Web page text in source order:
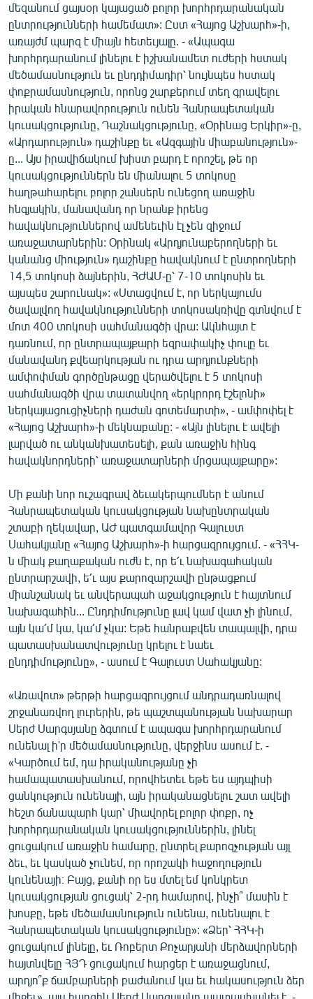
ՓՈԴՔԱՍԹ
Հայերեն
English
Русский
ՀԵՏԵՎԵՔ ՄԵԶ
«Ազատության» բոլոր կայքերը
մեզանում ցայսօր կայացած բոլոր խորհրդարանական
ընտրությունների համեմատ»: Ըստ «Հայոց Աշխարհ»-ի,
առայժմ պարզ է միայն հետեւյալը. - «Ապագա
խորհրդարանում լինելու է իշխանամետ ուժերի հստակ
մեծամասնություն եւ ընդդիմադիր՝ նույնպես հստակ
փոքրամասնություն, որոնց շարքերում տեղ գրավելու
իրական հնարավորություն ունեն Հանրապետական
կուսակցությունը, Դաշնակցությունը, «Օրինաց Երկիր»-ը,
«Արդարություն» դաշինքը եւ «Ազգային միաբանություն»-
ը... Այս իրավիճակում խիստ բարդ է որոշել, թե որ
կուսակցություններն են միանալու 5 տոկոսը
հաղթահարելու բոլոր շանսերն ունեցող առաջին
հնգյակին, մանավանդ որ նրանք իրենց
հավակնություններով ամենեւին էլ չեն զիջում
առաջատարներին: Օրինակ «Արդյունաբերողների եւ
կանանց միություն» դաշինքը հավակնում է ընտրողների
14,5 տոկոսի ձայներին, ՀԺԱՄ-ը՝ 7-10 տոկոսին եւ
այսպես շարունակ»: «Ստացվում է, որ ներկայումս
ծավալվող հավակնությունների տոկոսակռիվը գտնվում է
մոտ 400 տոկոսի սահմանագծի վրա: Ակնհայտ է
դառնում, որ ընտրապայքարի եզրափակիչ փուլը եւ
մանավանդ քվեարկության ու դրա արդյունքների
ամփոփման գործընթացը վերածվելու է 5 տոկոսի
սահմանագծի վրա տատանվող «երկրորդ էշելոնի»
ներկայացուցիչների դաժան գոտեմարտի», - ամփոփել է
«Հայոց Աշխարհ»-ի մեկնաբանը: - «Այն լինելու է ավելի
լարված ու անկանխատեսելի, քան առաջին հինգ
հավակնորդների՝ առաջատարների մրցապայքարը»:
Մի քանի նոր ուշագրավ ձեւակերպումներ է անում
Հանրապետական կուսակցության նախընտրական
շտաբի ղեկավար, ԱԺ պատգամավոր Գալուստ
Սահակյանը «Հայոց Աշխարհ»-ի հարցազրույցում. - «ՀՀԿ-
ն միակ քաղաքական ուժն է, որ ե՛ւ նախագահական
ընտրարշավի, ե՛ւ այս քարոզարշավի ընթացքում
միանշանակ եւ անվերապահ աջակցություն է հայտնում
նախագահին... Ընդդիմությունը լավ կամ վատ չի լինում,
այն կա՛մ կա, կա՛մ չկա: Եթե հանրաքվեն տապալվի, դրա
պատասխանատվությունը կրելու է նաեւ
ընդդիմությունը», - ասում է Գալուստ Սահակյանը:
«Առավոտ» թերթի հարցազրույցում անդրադառնալով
շրջանառվող լուրերին, թե պաշտպանության նախարար
Սերժ Սարգսյանը ձգտում է ապագա խորհրդարանում
ունենալ ի'ր մեծամասնությունը, վերջինս ասում է. -
«Կարծում եմ, դա իրականությանը չի
համապատասխանում, որովհետեւ եթե ես այդպիսի
ցանկություն ունենայի, այն իրականացնելու շատ ավելի
հեշտ ճանապարհ կար՝ միավորել բոլոր փոքր, ոչ
խորհրդարանական կուսակցություններին, լինել
ցուցակում առաջին համարը, ընտրել քարոզչության այլ
ձեւ, եւ կասկած չունեմ, որ որոշակի հաջողություն
կունենայի։ Բայց, քանի որ ես մտել եմ կոնկրետ
կուսակցության ցուցակ՝ 2-րդ համարով, ինչի՞ մասին է
խոսքը, եթե մեծամասնություն ունենա, ունենալու է
Հանրապետական կուսակցությունը»: «Ձեր՝ ՀՀԿ-ի
ցուցակում լինելը, եւ Ռոբերտ Քոչարյանի մերձավորների
հայտնվելը ՀՅԴ ցուցակում հարցեր է առաջացնում,
արդյո՞ք ճամբարների բաժանում կա եւ հակասություն ձեր